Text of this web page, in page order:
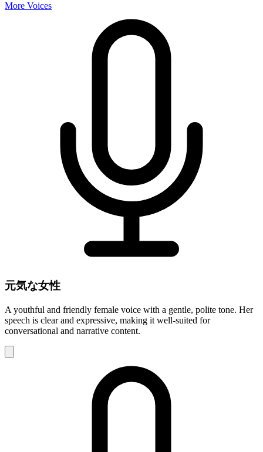
More Voices
元気な女性
A youthful and friendly female voice with a gentle, polite tone. Her
speech is clear and expressive, making it well-suited for
conversational and narrative content.